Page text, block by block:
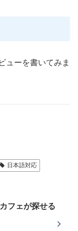
ューを書いてみま
日本語対応
フェが探せる